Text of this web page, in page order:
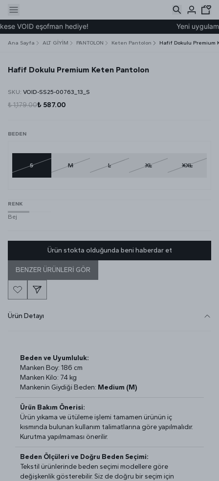
VOID eşofman hediye! Yeni
Ana Sayfa ALT GİYİM PANTOLON Keten Pantolon Hafif Dokulu Premium
Hafif Dokulu Premium Keten Pantolon
SKU: VOID-SS25-00763_13_S
₺ 1,179.00₺ 587.00
BEDEN
S M L XL XXL
RENK
Bej
Ürün stokta olduğunda beni haberdar et
BENZER ÜRÜNLERİ GÖR
Ürün Detayı
Beden ve Uyumluluk:
Manken Boy: 186 cm
Manken Kilo: 74 kg
Mankenin Giydiği Beden: Medium (M)
Ürün Bakım Önerisi:
Ürün yıkama ve ütüleme işlemi tamamen ürünün iç
kısmında bulunan kullanım talimatlarına göre yapılmalıdır.
Kurutma yapılmaması önerilir.
Beden Ölçüleri ve Doğru Beden Seçimi:
Tekstil ürünlerinde beden seçimi modellere göre
değişkenlik gösterebilir. Siz de doğru bir seçim için